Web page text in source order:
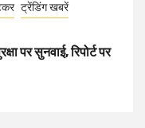
ट्रेंडिंग खबरें
पर सुनवाई, रिपोर्ट पर